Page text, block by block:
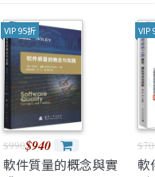
R 語言
遊戲引擎
其他
機械工業
VIP 95折
$990$940
軟件質量的概念與實
VIP
軟